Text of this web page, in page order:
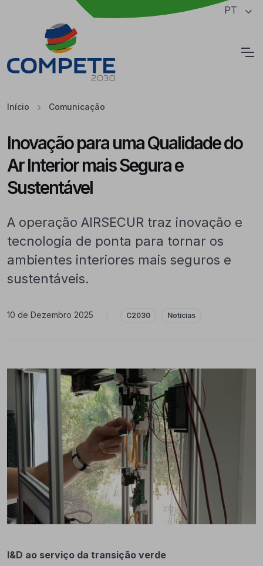
Saltar para o conteúdo principal da página PT
Início Comunicação
Inovação para uma Qualidade do
Ar Interior mais Segura e
Sustentável
A operação AIRSECUR traz inovação e
tecnologia de ponta para tornar os
ambientes interiores mais seguros e
sustentáveis.
10 de Dezembro 2025 C2030 Notícias
I&D ao serviço da transição verde